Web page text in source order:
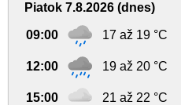
Piatok 7.8.2026 (dnes)
09:00 17 až 19 °C
12:00 19 až 20 °C
15:00 21 až 22 °C